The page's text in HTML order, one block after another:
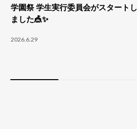
学園祭 学生実行委員会がスタートし
ました🎪✨
2026.6.29